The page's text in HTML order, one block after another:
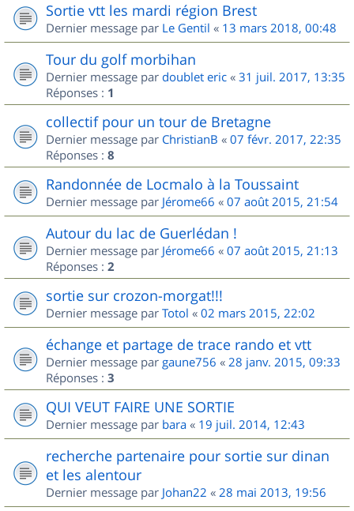
Sortie vtt les mardi région Brest
Dernier message par Le Gentil « 13 mars 2018, 00:48
Tour du golf morbihan
Dernier message par doublet eric « 31 juil. 2017, 13:35
Réponses : 1
collectif pour un tour de Bretagne
Dernier message par ChristianB « 07 févr. 2017, 22:35
Réponses : 8
Randonnée de Locmalo à la Toussaint
Dernier message par Jérome66 « 07 août 2015, 21:54
Autour du lac de Guerlédan !
Dernier message par Jérome66 « 07 août 2015, 21:13
Réponses : 2
sortie sur crozon-morgat!!!
Dernier message par Totol « 02 mars 2015, 22:02
échange et partage de trace rando et vtt
Dernier message par gaune756 « 28 janv. 2015, 09:33
Réponses : 3
QUI VEUT FAIRE UNE SORTIE
Dernier message par bara « 19 juil. 2014, 12:43
recherche partenaire pour sortie sur dinan
et les alentour
Dernier message par Johan22 « 28 mai 2013, 19:56